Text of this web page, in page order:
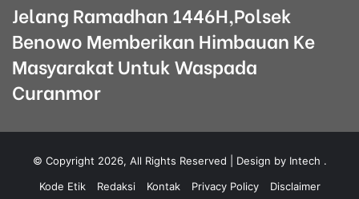
Jelang Ramadhan 1446H,Polsek
Benowo Memberikan Himbauan Ke
Masyarakat Untuk Waspada
Curanmor
© Copyright 2026, All Rights Reserved | Design by Intech .
Kode Etik
Redaksi Kontak Privacy Policy Disclaimer